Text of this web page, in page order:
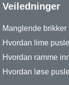
Veiledninger
Manglende brikker
Hvordan lime
Hvordan ramme
Hvordan løse